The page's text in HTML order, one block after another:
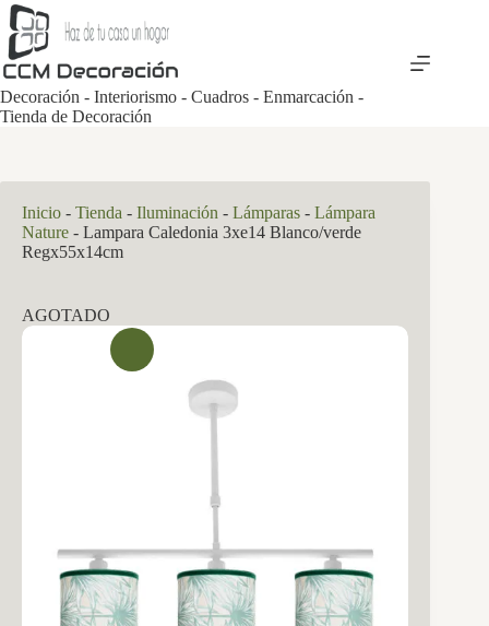
Saltar
al
contenido
Decoración - Interiorismo - Cuadros - Enmarcación -
Tienda de Decoración
Inicio - Tienda - Iluminación - Lámparas - Lámpara
Nature - Lampara Caledonia 3xe14 Blanco/verde
Regx55x14cm
AGOTADO